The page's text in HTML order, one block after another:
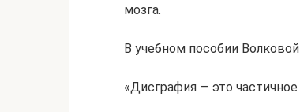
мозга.
В учебном пособии
«Дисграфия — это